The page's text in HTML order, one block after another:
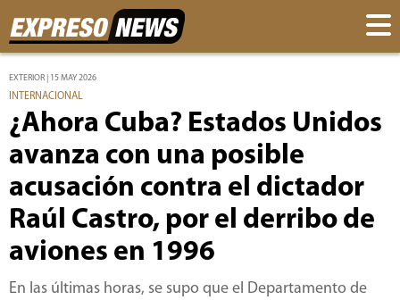
EXTERIOR | 15 MAY 2026
INTERNACIONAL
¿Ahora Cuba? Estados Unidos
avanza con una posible
acusación contra el dictador
Raúl Castro, por el derribo de
aviones en 1996
En las últimas horas, se supo que el Departamento de